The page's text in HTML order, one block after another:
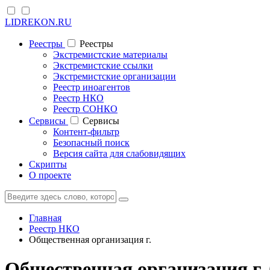
LIDREKON.RU
Реестры
Реестры
Экстремистские материалы
Экстремистские ссылки
Экстремистские организации
Реестр иноагентов
Реестр НКО
Реестр СОНКО
Cервисы
Cервисы
Контент-фильтр
Безопасный поиск
Версия сайта для слабовидящих
Скрипты
О проекте
Главная
Реестр НКО
Общественная организация г.